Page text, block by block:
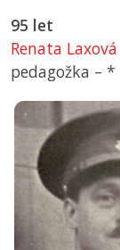
95 let
Renata Laxová
pedagožka – *